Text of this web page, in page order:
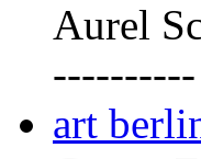
Aurel
----------
art